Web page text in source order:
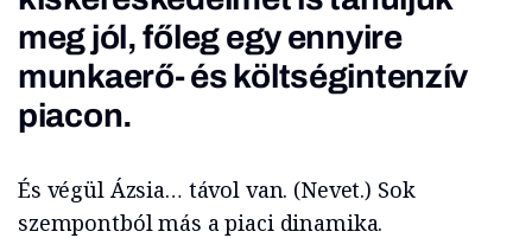
meg jól, főleg egy ennyire
munkaerő- és költségintenzív
piacon.
És végül Ázsia… távol van. (Nevet.) Sok
szempontból más a piaci dinamika.